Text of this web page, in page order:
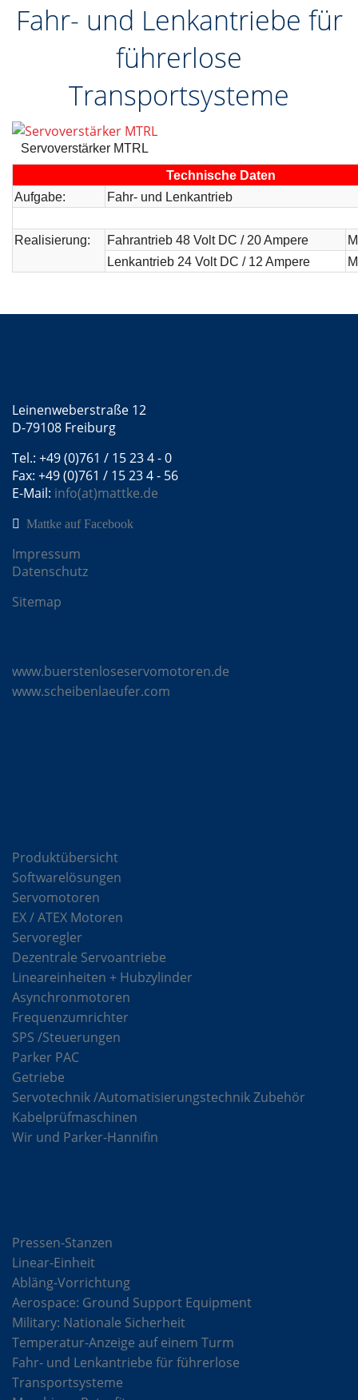
Fahr- und Lenkantriebe für
führerlose
Transportsysteme
Servoverstärker MTRL
Technische Daten
Aufgabe:
Fahr- und Lenkantrieb
Realisierung: Fahrantrieb 48 Volt DC / 20 Ampere
Lenkantrieb 24 Volt DC / 12 Ampere
Leinenweberstraße 12
D-79108 Freiburg
Tel.: +49 (0)761 / 15 23 4 - 0
Fax: +49 (0)761 / 15 23 4 - 56
E-Mail: info(at)mattke.de
Mattke auf Facebook
Impressum
Datenschutz
Sitemap
www.buerstenloseservomotoren.de
www.scheibenlaeufer.com
Produktübersicht
Softwarelösungen
Servomotoren
EX / ATEX Motoren
Servoregler
Dezentrale Servoantriebe
Lineareinheiten + Hubzylinder
Asynchronmotoren
Frequenzumrichter
SPS /Steuerungen
Parker PAC
Getriebe
Servotechnik /Automatisierungstechnik Zubehör
Kabelprüfmaschinen
Wir und Parker-Hannifin
Pressen-Stanzen
Linear-Einheit
Abläng-Vorrichtung
Aerospace: Ground Support Equipment
Military: Nationale Sicherheit
Temperatur-Anzeige auf einem Turm
Fahr- und Lenkantriebe für führerlose
Transportsysteme